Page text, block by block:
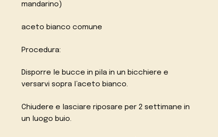
mandarino)
aceto bianco comune
Procedura:
Disporre le bucce in pila in un bicchiere e
versarvi sopra l’aceto bianco.
Chiudere e lasciare riposare per 2 settimane in
un luogo buio.